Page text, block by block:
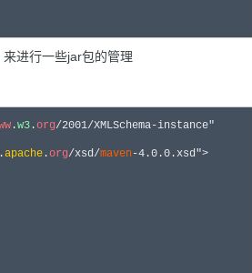
进行一些jar包的管理
.w3 .org/2001/XMLSchema-instance"
.apache .org/xsd/maven-4.0.0.xsd">